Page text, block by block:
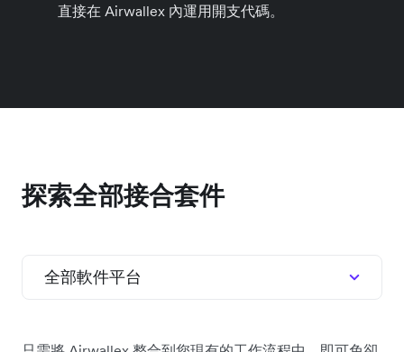
直接在 Airwallex 內運用開支代碼。
探索全部接合套件
全部軟件平台